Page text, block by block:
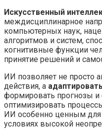
Искусственный
междисциплинарное
компьютерных наук,
алгоритмов и систем,
когнитивные функции
принятие решений и
ИИ позволяет не просто
действия, а
формировать прогнозы и
оптимизировать
ИИ особенно ценным для
условиях высокой